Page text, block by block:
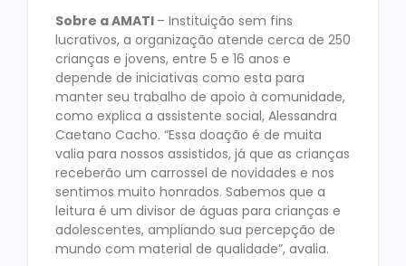
Sobre a AMATI – Instituição sem fins
lucrativos, a organização atende cerca de 250
crianças e jovens, entre 5 e 16 anos e
depende de iniciativas como esta para
manter seu trabalho de apoio à comunidade,
como explica a assistente social, Alessandra
Caetano Cacho. “Essa doação é de muita
valia para nossos assistidos, já que as crianças
receberão um carrossel de novidades e nos
sentimos muito honrados. Sabemos que a
leitura é um divisor de águas para crianças e
adolescentes, ampliando sua percepção de
mundo com material de qualidade”, avalia.